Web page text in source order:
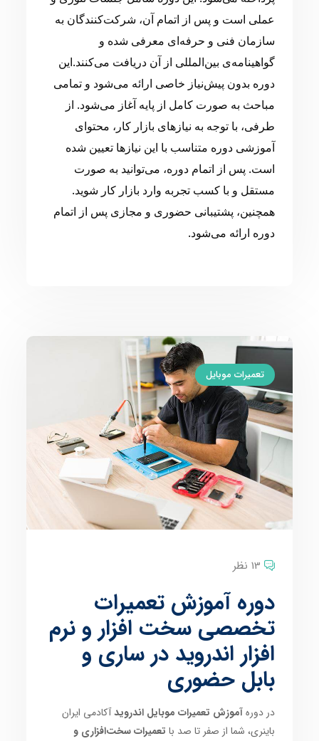
عملی است و پس از اتمام آن، شرکت‌کنندگان به
سازمان فنی و حرفه‌ای معرفی شده و
گواهینامه‌ی بین‌المللی از آن دریافت می‌کنند.این
دوره بدون پیش‌نیاز خاصی ارائه می‌شود و تمامی
مباحث به صورت کامل از پایه آغاز می‌شود. از
طرفی، با توجه به نیازهای بازار کار، محتوای
آموزشی دوره متناسب با این نیازها تعیین شده
است. پس از اتمام دوره، می‌توانید به صورت
مستقل و با کسب تجربه وارد بازار کار شوید.
همچنین، پشتیبانی حضوری و مجازی پس از اتمام
دوره ارائه می‌شود.
تعمیرات موبایل
13 نظر
دوره آموزش تعمیرات
تخصصی سخت افزار و نرم
افزار اندروید در ساری و
بابل حضوری
در دورهآموزش تعمیرات موبایل اندرویدآکادمی ایران
باینری، شما از صفر تا صد با تعمیرات سخت‌افزاری و